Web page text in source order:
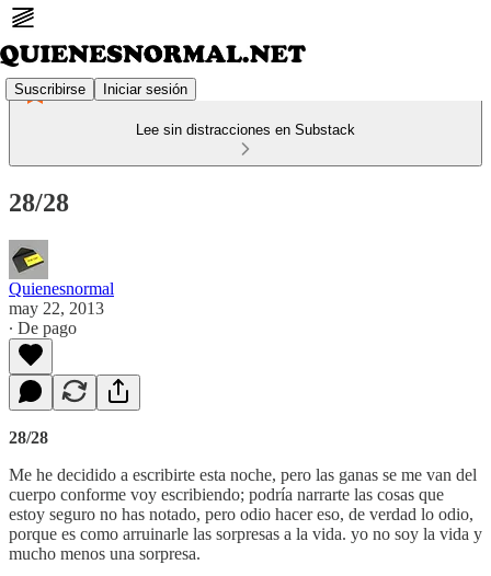
Suscribirse Iniciar sesión
Lee sin distracciones en Substack
28/28
Quienesnormal
may 22, 2013
∙ De pago
28/28
Me he decidido a escribirte esta noche, pero las ganas se me van del
cuerpo conforme voy escribiendo; podría narrarte las cosas que
estoy seguro no has notado, pero odio hacer eso, de verdad lo odio,
porque es como arruinarle las sorpresas a la vida. yo no soy la vida y
mucho menos una sorpresa.